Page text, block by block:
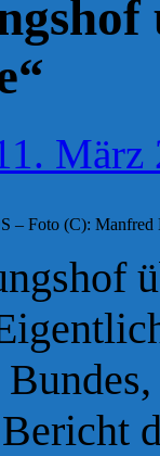
März
– Foto (C): Manfred